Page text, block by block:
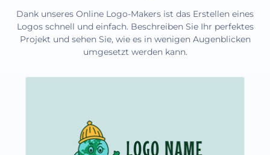
Dank unseres Online Logo-Makers ist das Erstellen eines
Logos schnell und einfach. Beschreiben Sie Ihr perfektes
Projekt und sehen Sie, wie es in wenigen Augenblicken
umgesetzt werden kann.